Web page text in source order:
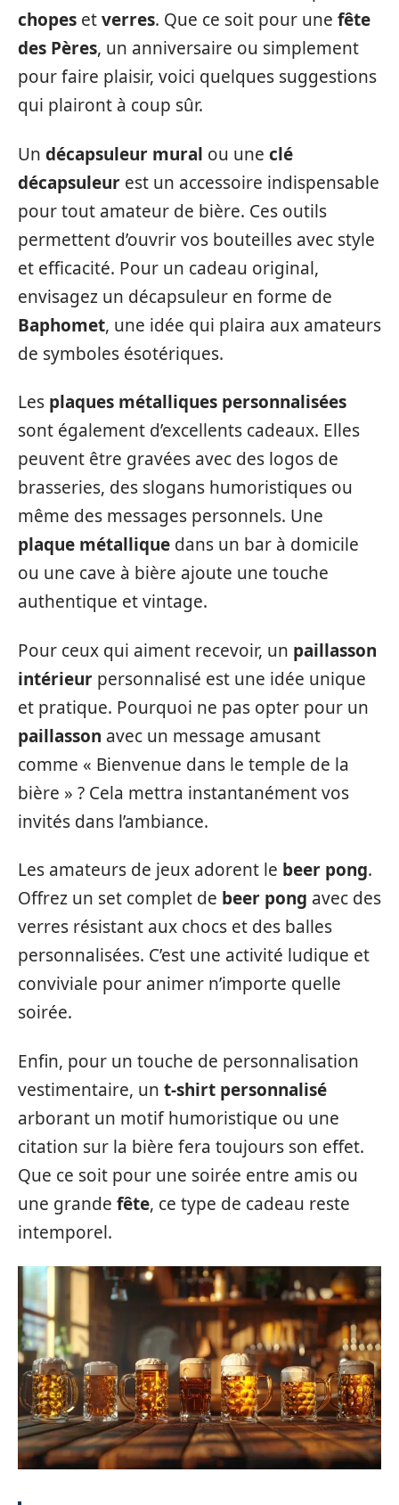
chopes etverres. Que ce soit pour une fête
des Pères, un anniversaire ou simplement
pour faire plaisir, voici quelques suggestions
qui plairont à coup sûr.
Un décapsuleur mural ou une clé
décapsuleur est un accessoire indispensable
pour tout amateur de bière. Ces outils
permettent d’ouvrir vos bouteilles avec style
et efficacité. Pour un cadeau original,
envisagez un décapsuleur en forme de
Baphomet, une idée qui plaira aux amateurs
de symboles ésotériques.
Les plaques métalliques personnalisées
sont également d’excellents cadeaux. Elles
peuvent être gravées avec des logos de
brasseries, des slogans humoristiques ou
même des messages personnels. Une
plaque métallique dans un bar à domicile
ou une cave à bière ajoute une touche
authentique et vintage.
Pour ceux qui aiment recevoir, un paillasson
intérieur personnalisé est une idée unique
et pratique. Pourquoi ne pas opter pour un
paillasson avec un message amusant
comme « Bienvenue dans le temple de la
bière » ? Cela mettra instantanément vos
invités dans l’ambiance.
Les amateurs de jeux adorent le beer pong.
Offrez un set complet de beer pong avec des
verres résistant aux chocs et des balles
personnalisées. C’est une activité ludique et
conviviale pour animer n’importe quelle
soirée.
Enfin, pour un touche de personnalisation
vestimentaire, un t-shirt personnalisé
arborant un motif humoristique ou une
citation sur la bière fera toujours son effet.
Que ce soit pour une soirée entre amis ou
une grande fête, ce type de cadeau reste
intemporel.